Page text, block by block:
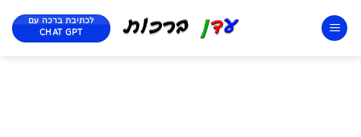
לכתיבת ברכה עם
CHAT GPT